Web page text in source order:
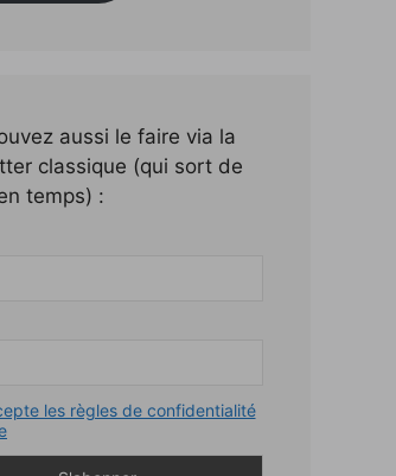
aussi le faire via la
classique (qui sort de
temps) :
les règles de confidentialité